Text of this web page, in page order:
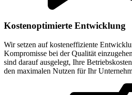
Kostenoptimierte Entwicklung
Wir setzen auf kosteneffiziente
Kompromisse bei der Qualität
sind darauf ausgelegt, Ihre
den maximalen Nutzen für Ihr